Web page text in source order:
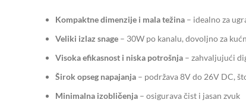
Kompaktne dimenzije i mala težina – idealno za
Veliki izlaz snage – 30W po kanalu, dovoljno za
Visoka efikasnost i niska potrošnja – zahvaljujući
Širok opseg napajanja – podržava 8V do 26V DC,
Minimalna izobličenja – osigurava čist i jasan zvuk